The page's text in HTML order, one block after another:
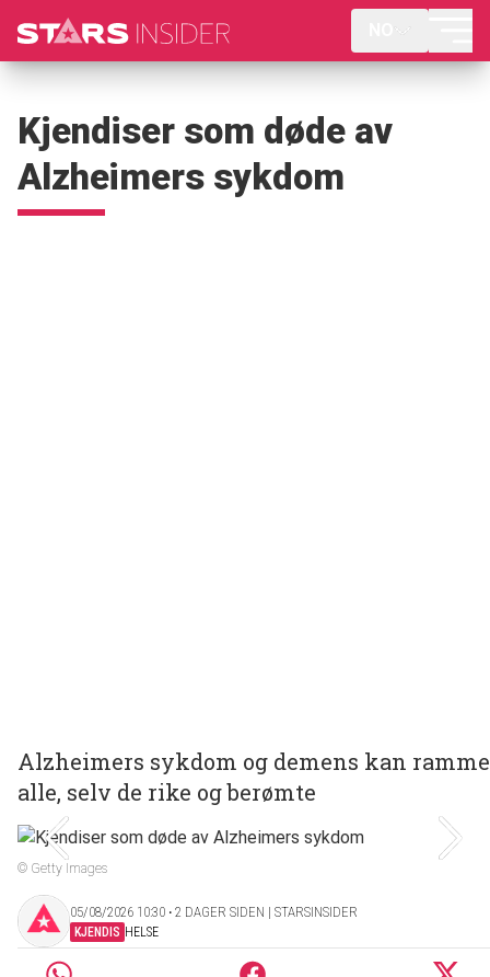
Kjendiser som døde av
Alzheimers sykdom
Alzheimers sykdom og demens kan ramme
alle, selv de rike og berømte
© Getty Images
05/08/2026 10:30 ‧ 2 DAGER SIDEN | STARSINSIDER
KJENDIS HELSE